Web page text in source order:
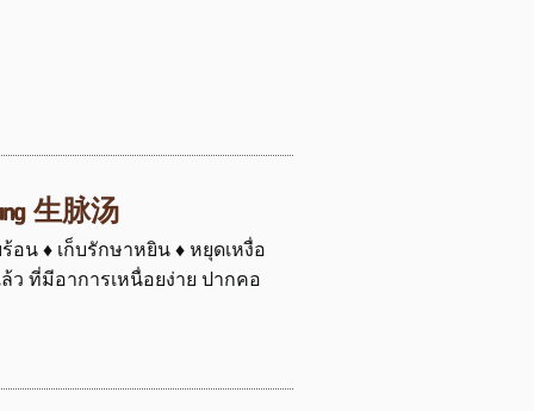
生脉汤
อน ♦ เก็บรักษาหยิน ♦ หยุดเหงื่อ
ว ที่มีอาการเหนื่อยง่าย ปากคอ